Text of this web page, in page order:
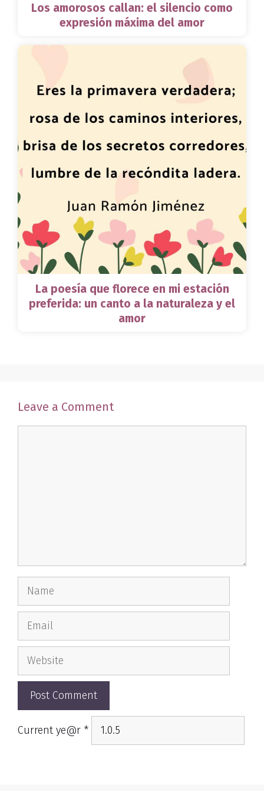
Los amorosos callan: el silencio como
expresión máxima del amor
La poesía que florece en mi estación
preferida: un canto a la naturaleza y el
amor
Leave a Comment
Name
Email
Website
Current ye@r *